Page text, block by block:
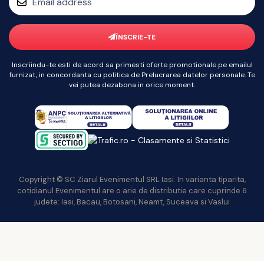
ÎNSCRIE-TE
Inscriindu-te esti de acord sa primesti oferte promotionale pe emailul
furnizat, in concordanta cu politica de Prelucrarea datelor personale. Te
vei putea dezabona in orice moment.
Copyright © SC Ziarul Evenimentul SRL Iasi. In varianta tiparita,
cotidianul Evenimentul are o arie de distributie care cuprinde 6
judete: Iasi, Bacau, Botosani, Neamt, Suceava si Vaslui